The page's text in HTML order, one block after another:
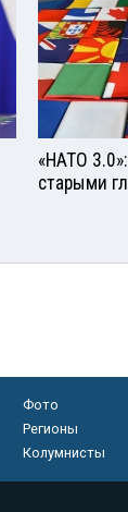
«НАТО
старыми
Фото
Регионы
Колумнисты